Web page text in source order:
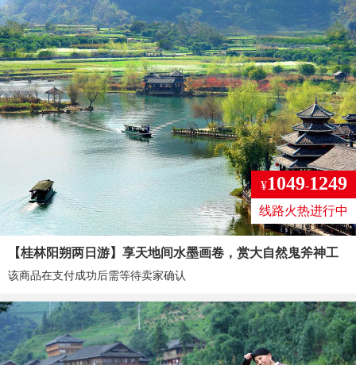
¥1049-1249
线路火热进行中
【桂林阳朔两日游】享天地间水墨画卷，赏大自然鬼斧神工
该商品在支付成功后需等待卖家确认